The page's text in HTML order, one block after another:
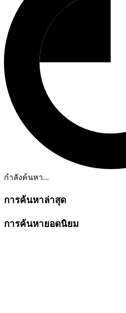
กำลังค้นหา...
การค้นหาล่าสุด
การค้นหายอดนิยม